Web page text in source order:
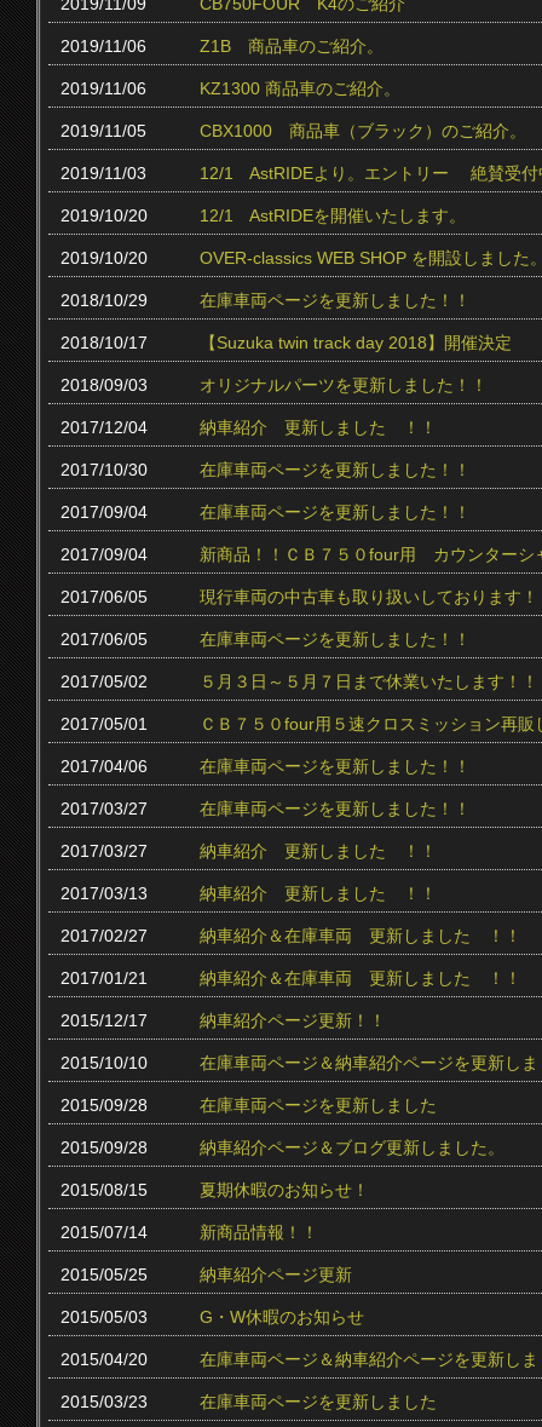
2019/11/06 Z1B 商品車のご紹介。
2019/11/06 KZ1300 商品車のご紹介。
2019/11/05 CBX1000 商品車（ブラック）のご紹介。
2019/11/03 12/1 AstRIDEより。エントリー 絶賛受付
2019/10/20 12/1 AstRIDEを開催いたします。
2019/10/20 OVER-classics WEB SHOP を開設しました
2018/10/29 在庫車両ページを更新しました！！
2018/10/17 【Suzuka twin track day 2018】開催決定
2018/09/03 オリジナルパーツを更新しました！！
2017/12/04 納車紹介 更新しました ！！
2017/10/30 在庫車両ページを更新しました！！
2017/09/04 在庫車両ページを更新しました！！
2017/09/04 新商品！！ＣＢ７５０four用 カウンター
2017/06/05 現行車両の中古車も取り扱いしております！
2017/06/05 在庫車両ページを更新しました！！
2017/05/02 ５月３日～５月７日まで休業いたします！！
2017/05/01 ＣＢ７５０four用５速クロスミッション再販
2017/04/06 在庫車両ページを更新しました！！
2017/03/27 在庫車両ページを更新しました！！
2017/03/27 納車紹介 更新しました ！！
2017/03/13 納車紹介 更新しました ！！
2017/02/27 納車紹介＆在庫車両 更新しました ！！
2017/01/21 納車紹介＆在庫車両 更新しました ！！
2015/12/17 納車紹介ページ更新！！
2015/10/10 在庫車両ページ＆納車紹介ページを更新し
2015/09/28 在庫車両ページを更新しました
2015/09/28 納車紹介ページ＆ブログ更新しました。
2015/08/15 夏期休暇のお知らせ！
2015/07/14 新商品情報！！
2015/05/25 納車紹介ページ更新
2015/05/03 G・W休暇のお知らせ
2015/04/20 在庫車両ページ＆納車紹介ページを更新し
2015/03/23 在庫車両ページを更新しました